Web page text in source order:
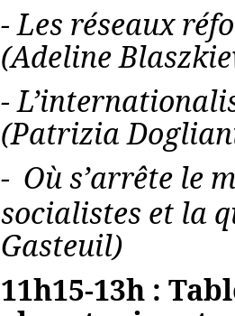
- Les réseaux
(Adeline
-
(Patrizia
- Où s’arrête le
socialistes et la
Gasteuil)
11h15-13h :